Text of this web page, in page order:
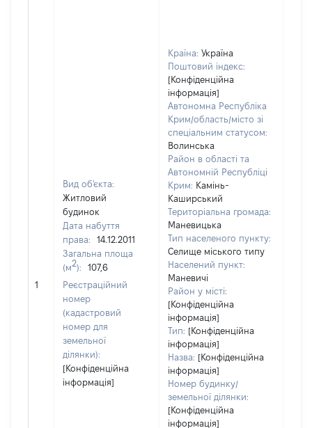
1
Вид об'єкта:
Житловий
будинок
Дата набуття
права:
14.12.2011
Загальна площа
(м2):
107,6
Реєстраційний
номер
(кадастровий
номер для
земельної
ділянки):
[Конфіденційна
інформація]
Країна: Україна
Поштовий індекс:
[Конфіденційна
інформація]
Автономна Республіка
Крим/область/місто зі
спеціальним статусом:
Волинська
Район в області та
Автономній Республіці
Крим: Камінь-
Каширський
Територіальна громада:
Маневицька
Тип населеного пункту:
Селище міського типу
Населений пункт:
Маневичі
Район у місті:
[Конфіденційна
інформація]
Тип: [Конфіденційна
інформація]
Назва: [Конфіденційна
інформація]
Номер будинку/
земельної ділянки:
[Конфіденційна
інформація]